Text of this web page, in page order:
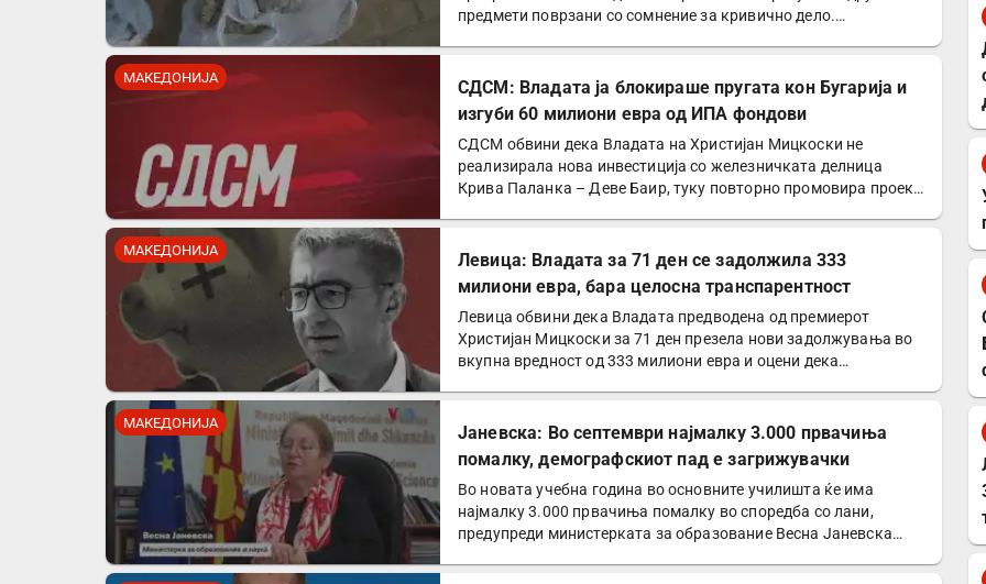
предмети поврзани со сомнение за кривично дело.
МАКЕДОНИЈА
СДСМ: Владата ја блокираше пругата кон Бугарија и
изгуби 60 милиони евра од ИПА фондови
СДСМ обвини дека Владата на Христијан Мицкоски не
реализирала нова инвестиција со железничката делница
Крива Паланка – Деве Баир, туку повторно промовира проект
МАКЕДОНИЈА
Левица: Владата за 71 ден се задолжила 333
милиони евра, бара целосна транспарентност
Левица обвини дека Владата предводена од премиерот
Христијан Мицкоски за 71 ден презела нови задолжувања во
вкупна вредност од 333 милиони евра и оцени дека
МАКЕДОНИЈА
Јаневска: Во септември најмалку 3.000 првачиња
помалку, демографскиот пад е загрижувачки
Во новата учебна година во основните училишта ќе има
најмалку 3.000 првачиња помалку во споредба со лани,
предупреди министерката за образование Весна Јаневска…